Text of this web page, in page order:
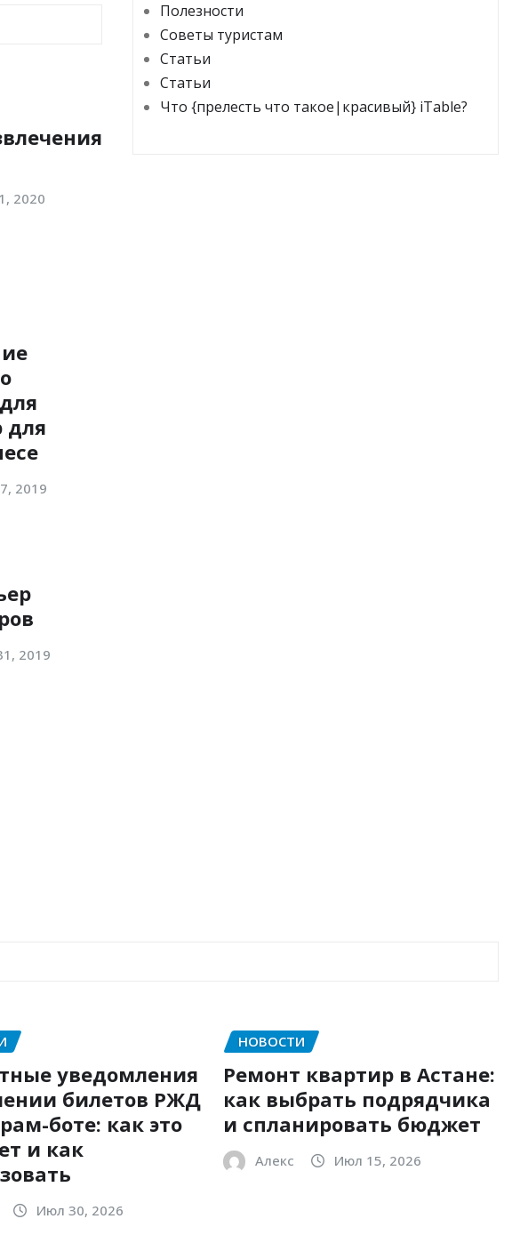
2020
для
2019
2019
Полезности
Советы туристам
Статьи
Статьи
Что {прелесть что такое|красивый} iTable?
уведомления
билетов РЖД
боте: как это
и как
Июл 30, 2026
НОВОСТИ
Ремонт квартир в Астане:
как выбрать подрядчика
и спланировать бюджет
Алекс Июл 15, 2026